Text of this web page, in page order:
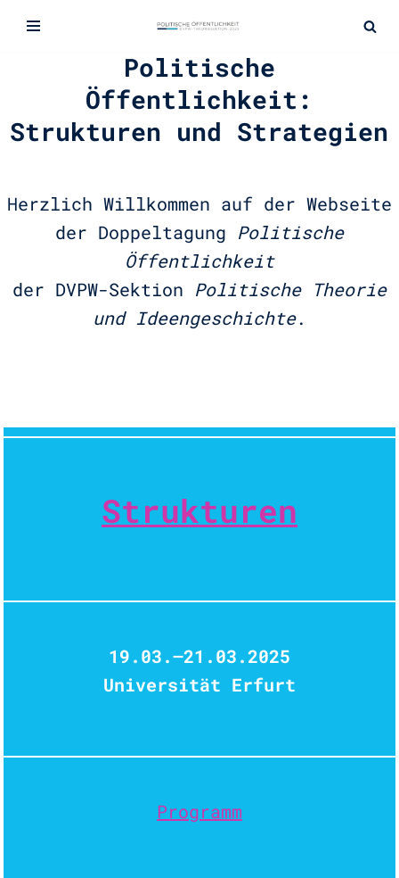
Politische
Öffentlichkeit:
Strukturen und Strategien
Herzlich Willkommen auf der Webseite
der Doppeltagung Politische
Öffentlichkeit
der DVPW-Sektion Politische Theorie
und Ideengeschichte.
Strukturen
19.03.–21.03.2025
Universität Erfurt
Programm